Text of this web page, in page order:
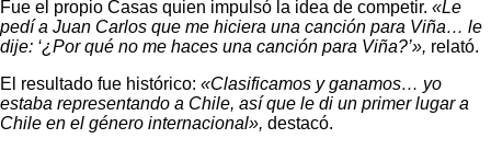
Fue el propio Casas quien impulsó la idea de competir. «Le
pedí a Juan Carlos que me hiciera una canción para Viña… le
dije: ‘¿Por qué no me haces una canción para Viña?’», relató.
El resultado fue histórico: «Clasificamos y ganamos… yo
estaba representando a Chile, así que le di un primer lugar a
Chile en el género internacional», destacó.